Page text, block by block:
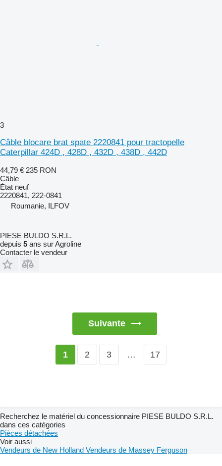
3
Câble blocare brat spate 2220841 pour tractopelle
Caterpillar 424D , 428D , 432D , 438D , 442D
44,79 € 235 RON
Câble
État neuf
2220841, 222-0841
Roumanie, ILFOV
PIESE BULDO S.R.L.
depuis 5 ans sur Agroline
Contacter le vendeur
Suivante
1 2 3 … 17
Recherchez le matériel du concessionnaire PIESE BULDO S.R.L.
dans ces catégories
Pièces détachées
Voir aussi
Vendeurs de New Holland Vendeurs de Massey Ferguson